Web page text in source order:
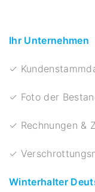
Ihr Unternehmen
✓
✓ Foto der
✓ Rechnungen &
✓
Winterhalter